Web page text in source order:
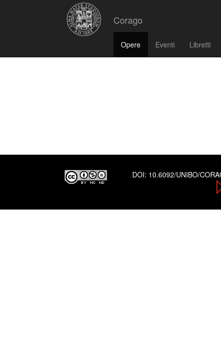
Corago
Opere Eventi Libretti
DOI: 10.6092/UNIBO/